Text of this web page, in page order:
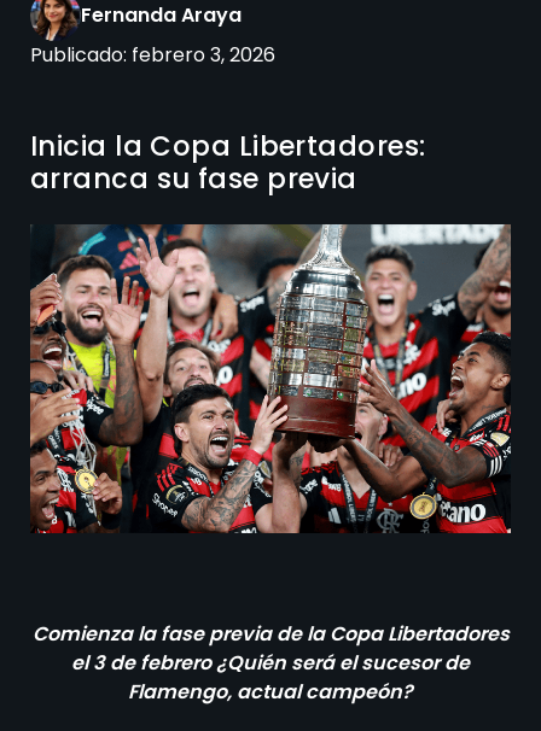
Fernanda Araya
Publicado: febrero 3, 2026
Inicia la Copa Libertadores:
arranca su fase previa
Comienza la fase previa de la Copa Libertadores
el 3 de febrero ¿Quién será el sucesor de
Flamengo, actual campeón?